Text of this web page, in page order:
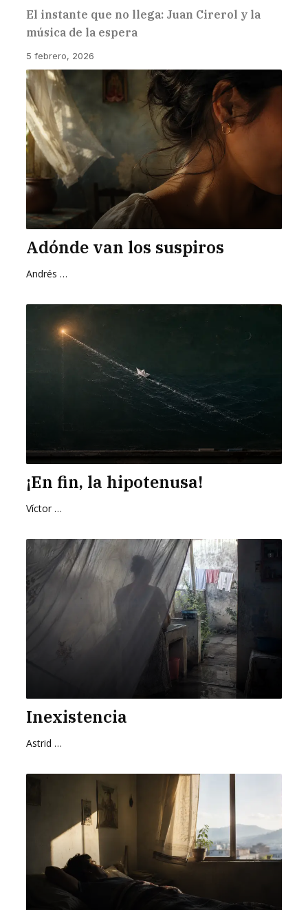
El instante que no llega: Juan Cirerol y la
música de la espera
5 febrero, 2026
Adónde van los suspiros
Andrés Zurita Zafra
¡En fin, la hipotenusa!
Víctor Hugo Pedraza
Inexistencia
Astrid Cervantes